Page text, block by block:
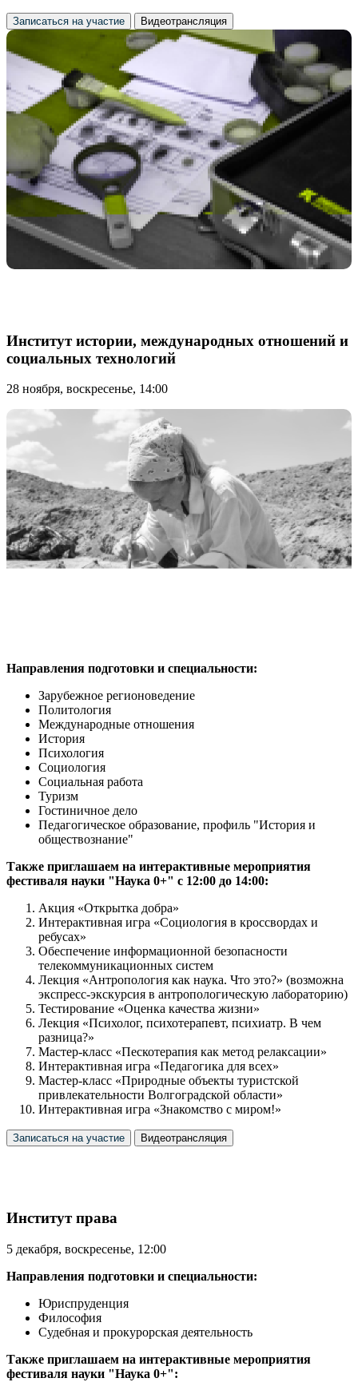
Записаться на участие Видеотрансляция
Институт истории, международных отношений и
социальных технологий
28 ноября, воскресенье, 14:00
Направления подготовки и специальности:
Зарубежное регионоведение
Политология
Международные отношения
История
Психология
Социология
Социальная работа
Туризм
Гостиничное дело
Педагогическое образование, профиль "История и
обществознание"
Также приглашаем на интерактивные мероприятия
фестиваля науки "Наука 0+" с 12:00 до 14:00:
Акция «Открытка добра»
Интерактивная игра «Социология в кроссвордах и
ребусах»
Обеспечение информационной безопасности
телекоммуникационных систем
Лекция «Антропология как наука. Что это?» (возможна
экспресс-экскурсия в антропологическую лабораторию)
Тестирование «Оценка качества жизни»
Лекция «Психолог, психотерапевт, психиатр. В чем
разница?»
Мастер-класс «Пескотерапия как метод релаксации»
Интерактивная игра «Педагогика для всех»
Мастер-класс «Природные объекты туристской
привлекательности Волгоградской области»
Интерактивная игра «Знакомство с миром!»
Записаться на участие Видеотрансляция
Институт права
5 декабря, воскресенье, 12:00
Направления подготовки и специальности:
Юриспруденция
Философия
Судебная и прокурорская деятельность
Также приглашаем на интерактивные мероприятия
фестиваля науки "Наука 0+":